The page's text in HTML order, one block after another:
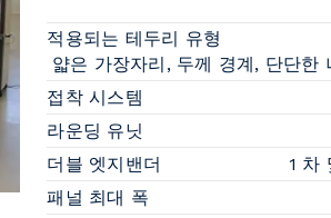
적용되는 테두리 유형
얇은 가장자리, 두께 경계, 단단한
접착 시스템
라운딩 유닛
더블 엣지밴더
1 차
패널 최대 폭